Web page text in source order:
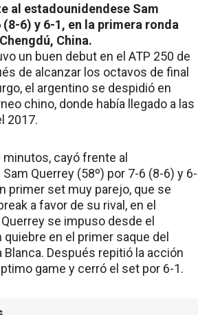
al estadounidendese Sam
(8-6) y 6-1, en la primera ronda
China.
un buen debut en el ATP 250 de
de alcanzar los octavos de final
el argentino se despidió en
chino, donde había llegado a las
2017.
minutos, cayó frente al
Querrey (58º) por 7-6 (8-6) y 6-
primer set muy parejo, que se
a favor de su rival, en el
se impuso desde el
quiebre en el primer saque del
Blanca. Después repitió la acción
game y cerró el set por 6-1.